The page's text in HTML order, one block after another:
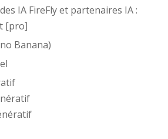
IA FireFly et partenaires IA :
[pro]
Banana)